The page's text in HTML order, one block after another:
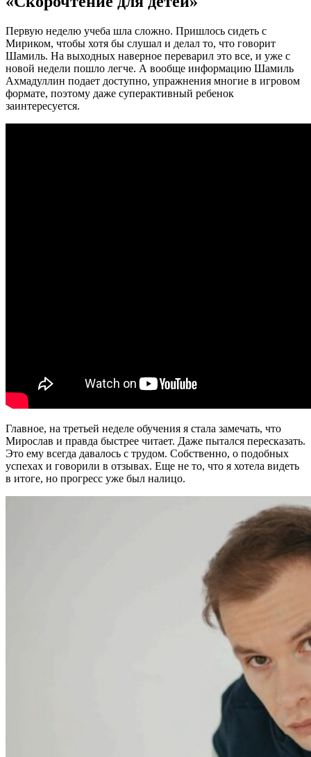
Первую неделю учеба шла сложно. Пришлось сидеть с
Мириком, чтобы хотя бы слушал и делал то, что говорит
Шамиль. На выходных наверное переварил это все, и уже с
новой недели пошло легче. А вообще информацию Шамиль
Ахмадуллин подает доступно, упражнения многие в игровом
формате, поэтому даже суперактивный ребенок
заинтересуется.
Главное, на третьей неделе обучения я стала замечать, что
Мирослав и правда быстрее читает. Даже пытался пересказать.
Это ему всегда давалось с трудом. Собственно, о подобных
успехах и говорили в отзывах. Еще не то, что я хотела видеть
в итоге, но прогресс уже был налицо.